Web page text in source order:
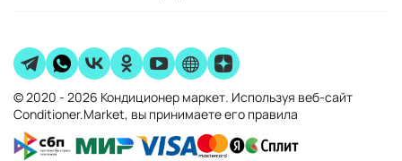
© 2020 - 2026 Кондиционер маркет. Используя веб-сайт
Conditioner.Market, вы принимаете его правила